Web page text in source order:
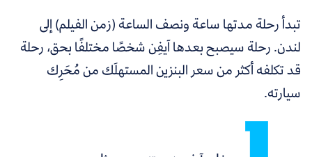
تبدأ رحلة مدتها ساعة ونصف الساعة (زمن الفيلم) إلى
لندن. رحلة سيصبح بعدها آيفِن شخصًا مختلفًا بحق، رحلة
قد تكلفه أكثر من سعر البنزين المستهلَك من مُحَرِك
سيارته.